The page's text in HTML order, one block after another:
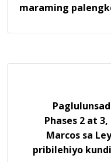
maraming
Phases 2 at
Marcos sa
pribilehiyo